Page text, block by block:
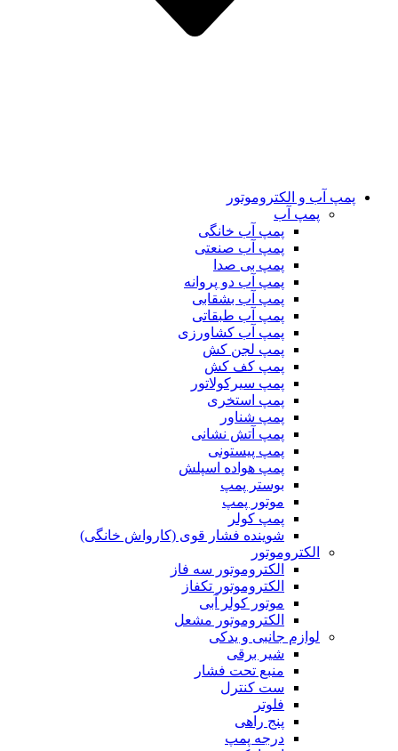
پمپ آب و الکتروموتور
پمپ آب
پمپ آب خانگی
پمپ آب صنعتی
پمپ بی صدا
پمپ آب دو پروانه
پمپ آب بشقابی
پمپ آب طبقاتی
پمپ آب کشاورزی
پمپ لجن کش
پمپ کف کش
پمپ سیرکولاتور
پمپ استخری
پمپ شناور
پمپ آتش نشانی
پمپ پیستونی
پمپ هواده اسپلش
بوستر پمپ
موتور پمپ
پمپ کولر
شوینده فشار قوی (کارواش خانگی)
الکتروموتور
الکتروموتور سه فاز
الکتروموتور تکفاز
موتور کولر آبی
الکتروموتور مشعل
لوازم جانبی و یدکی
شیر برقی
منبع تحت فشار
ست کنترل
فلوتر
پنج راهی
درجه پمپ